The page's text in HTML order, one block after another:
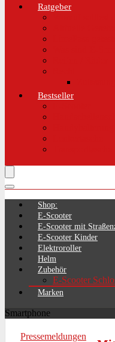
Ratgeber
Bestseller
Shop:
E-Scooter
E-Scooter mit
E-Scooter Kinder
Elektroroller
Helm
Zubehör
E-Scooter
Marken
Smartphone
Pressemeldungen